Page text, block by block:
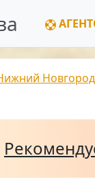
Новгород